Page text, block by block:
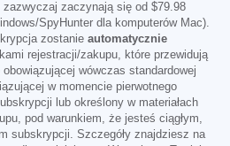
zaczynają się od $79.98
SpyHunter dla komputerów Mac).
zostanie automatycznie
rejestracji/zakupu, które przewidują
wówczas standardowej
w momencie pierwotnego
lub określony w materiałach
pod warunkiem, że jesteś ciągłym,
subskrypcji. Szczegóły znajdziesz na